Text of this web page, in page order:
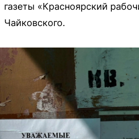
газеты «Красноярский
Чайковского.